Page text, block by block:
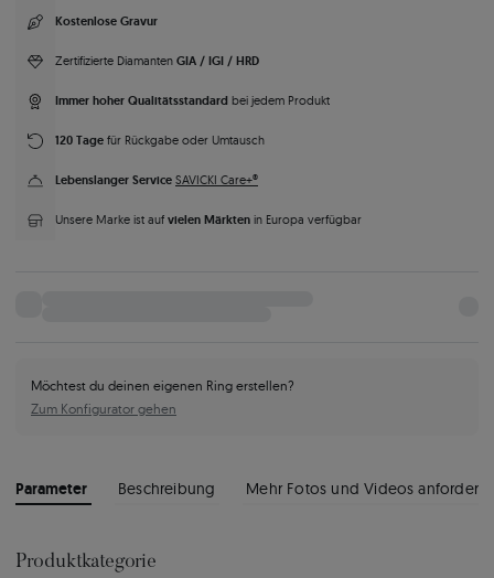
Kostenlose Gravur
Zertifizierte Diamanten GIA / IGI / HRD
Immer hoher Qualitätsstandard bei jedem Produkt
120 Tage für Rückgabe oder Umtausch
Lebenslanger Service SAVICKI Care+®
Unsere Marke ist auf vielen Märkten in Europa verfügbar
Möchtest du deinen eigenen Ring erstellen?
Zum Konfigurator gehen
Parameter Beschreibung Mehr Fotos und Videos anfordern
Produktkategorie